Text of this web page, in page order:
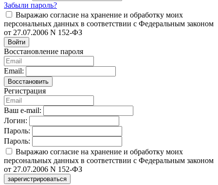
Забыли пароль?
Выражаю согласие на хранение и обработку моих
персональных данных в соответствии с Федеральным законом
от 27.07.2006 N 152-ФЗ
Войти
Восстановление пароля
Email:
Восстановить
Регистрация
Ваш e-mail:
Логин:
Пароль:
Пароль:
Выражаю согласие на хранение и обработку моих
персональных данных в соответствии с Федеральным законом
от 27.07.2006 N 152-ФЗ
зарегистрироваться